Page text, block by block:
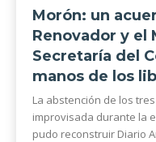
Morón: un
Renovador y el
Secretaría del
manos de los
La abstención de los
improvisada durante la
pudo reconstruir Diario